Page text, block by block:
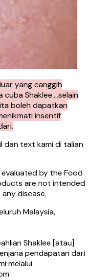
yang canggih
Shaklee….selain
boleh dapatkan
insentif
dan text kami di talian
by the Food
are not intended
disease.
Malaysia,
Shaklee [atau]
pendapatan dari
melalui